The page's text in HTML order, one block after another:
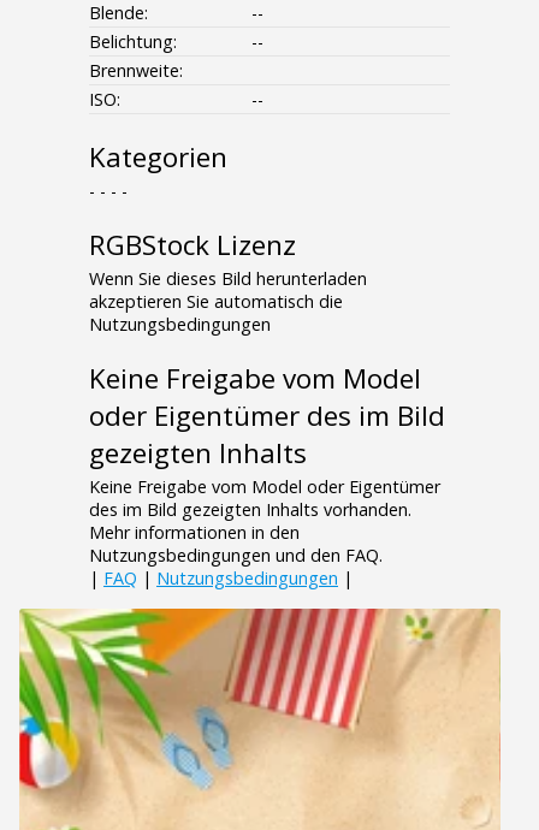
Blende:
--
Belichtung:
--
Brennweite:
ISO:
--
Kategorien
- - - -
RGBStock Lizenz
Wenn Sie dieses Bild herunterladen
akzeptieren Sie automatisch die
Nutzungsbedingungen
Keine Freigabe vom Model
oder Eigentümer des im Bild
gezeigten Inhalts
Keine Freigabe vom Model oder Eigentümer
des im Bild gezeigten Inhalts vorhanden.
Mehr informationen in den
Nutzungsbedingungen und den FAQ.
| FAQ | Nutzungsbedingungen |